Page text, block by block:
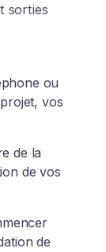
sorties
ou
vos
de la
de vos
de